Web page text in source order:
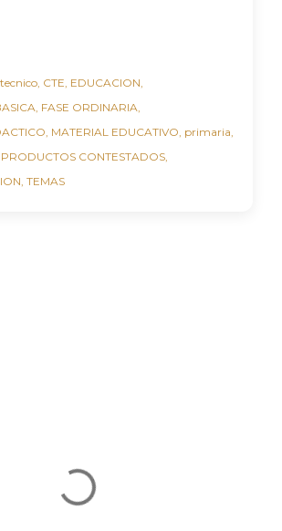
CTE EDUCACION
FASE ORDINARIA
MATERIAL EDUCATIVO primaria
PRODUCTOS CONTESTADOS
TEMAS